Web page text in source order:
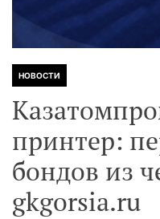
НОВОСТИ
принтер:
бондов из
gkgorsia.ru